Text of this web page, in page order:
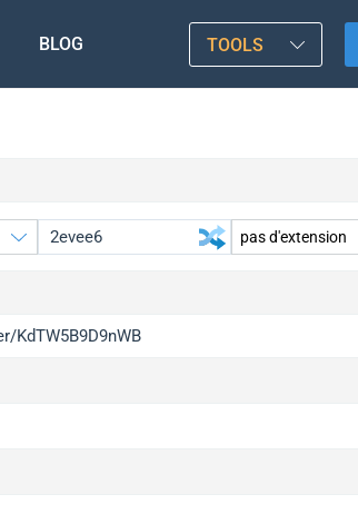
BLOG TOOLS
KdTW5B9D9nWB